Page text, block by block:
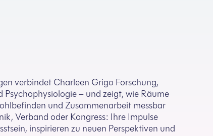
verbindet Charleen Grigo Forschung,
– und zeigt, wie Räume
und Zusammenarbeit messbar
Verband oder Kongress: Ihre Impulse
inspirieren zu neuen Perspektiven und